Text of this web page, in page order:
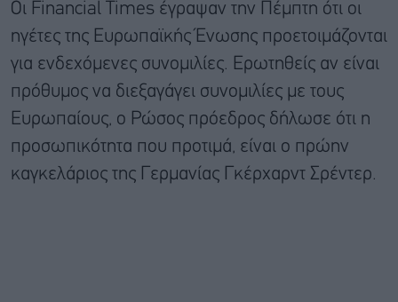
Οι Financial Times έγραψαν την Πέμπτη ότι οι
ηγέτες της Ευρωπαϊκής Ένωσης προετοιμάζονται
για ενδεχόμενες συνομιλίες. Ερωτηθείς αν είναι
πρόθυμος να διεξαγάγει συνομιλίες με τους
Ευρωπαίους, ο Ρώσος πρόεδρος δήλωσε ότι η
προσωπικότητα που προτιμά, είναι ο πρώην
καγκελάριος της Γερμανίας Γκέρχαρντ Σρέντερ.